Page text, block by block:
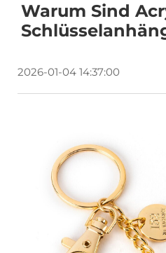
Warum Sind
2026-01-04 14:37:00